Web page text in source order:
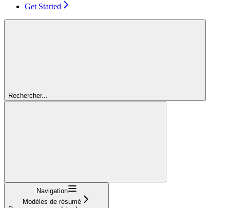
Get Started
Rechercher...
Navigation
Modèles de résumé